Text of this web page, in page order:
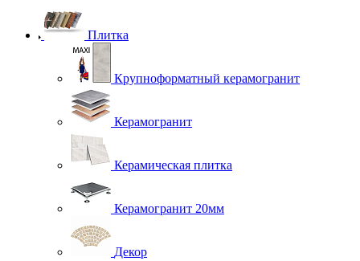
Плитка
Крупноформатный керамогранит
Керамогранит
Керамическая плитка
Керамогранит 20мм
Декор